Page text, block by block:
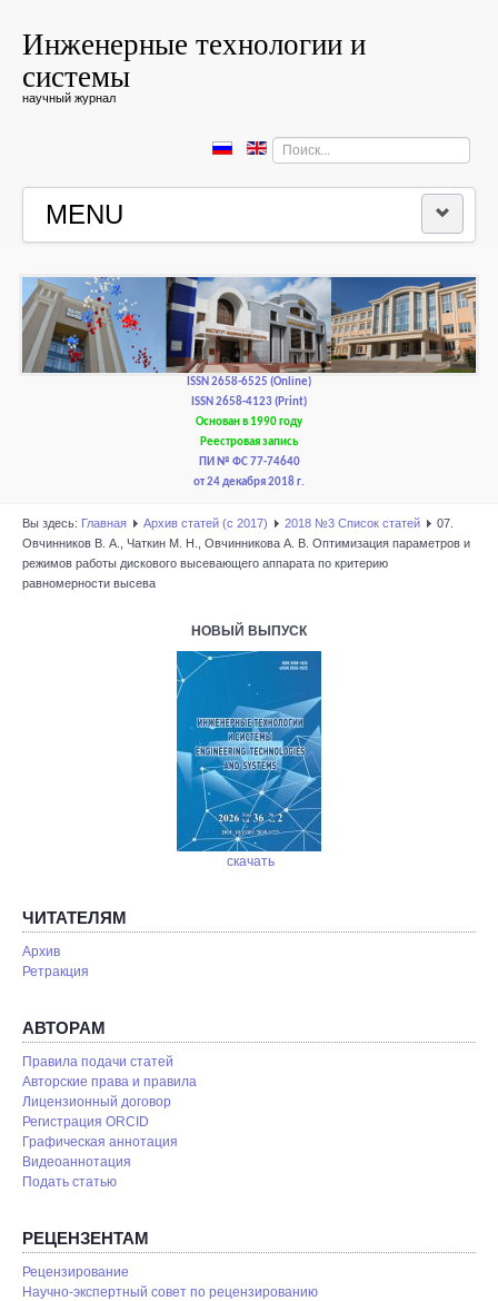
Инженерные технологии и
системы
научный журнал
Искать...
MENU
РЕДКОЛЛЕГИЯ
РЕДАКЦИОННАЯ ПОЛИТИКА И ЭТИКА
ISSN 2658-6525 (Online)
ISSN 2658-4123 (Print)
Основан в 1990 году
Реестровая запись
ПИ № ФС 77-74640
от 24 декабря 2018 г.
Вы здесь: Главная Архив статей (с 2017) 2018 №3 Список статей
07.
Овчинников В. А., Чаткин М. Н., Овчинникова А. В. Оптимизация параметров и
режимов работы дискового высевающего аппарата по критерию
равномерности высева
НОВЫЙ ВЫПУСК
скачать
ЧИТАТЕЛЯМ
Архив
Ретракция
АВТОРАМ
Правила подачи статей
Авторские права и правила
Лицензионный договор
Регистрация ORCID
Графическая аннотация
Видеоаннотация
Подать статью
РЕЦЕНЗЕНТАМ
Рецензирование
Научно-экспертный совет по рецензированию